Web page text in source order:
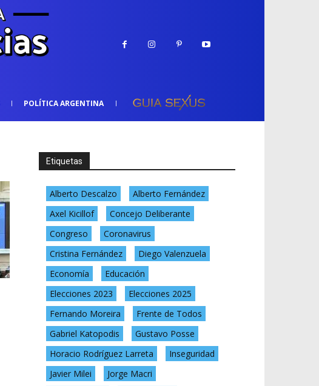
POLÍTICA ARGENTINA
Etiquetas
Alberto Descalzo
Alberto Fernández
Axel Kicillof
Concejo Deliberante
Congreso
Coronavirus
Cristina Fernández
Diego Valenzuela
Economía
Educación
Elecciones 2023
Elecciones 2025
Fernando Moreira
Frente de Todos
Gabriel Katopodis
Gustavo Posse
Horacio Rodríguez Larreta
Inseguridad
Javier Milei
Jorge Macri